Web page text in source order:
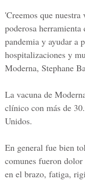
'Creemos que
poderosa
pandemia y ayudar a
hospitalizaciones y
Moderna, Stephane
La vacuna de
clínico con más de
Unidos.
En general fue bien
comunes fueron
en el brazo, fatiga,